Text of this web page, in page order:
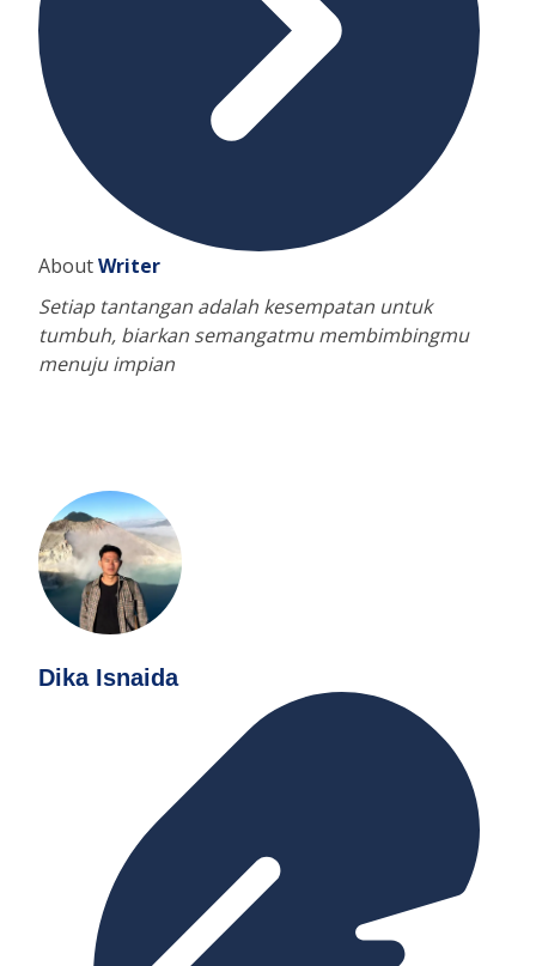
AboutWriter
Setiap tantangan adalah kesempatan untuk
tumbuh, biarkan semangatmu membimbingmu
menuju impian
Dika Isnaida